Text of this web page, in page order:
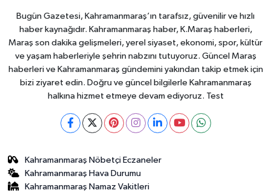
Bugün Gazetesi, Kahramanmaraş’ın tarafsız, güvenilir ve hızlı
haber kaynağıdır. Kahramanmaraş haber, K.Maraş haberleri,
Maraş son dakika gelişmeleri, yerel siyaset, ekonomi, spor, kültür
ve yaşam haberleriyle şehrin nabzını tutuyoruz. Güncel Maraş
haberleri ve Kahramanmaraş gündemini yakından takip etmek için
bizi ziyaret edin. Doğru ve güncel bilgilerle Kahramanmaraş
halkına hizmet etmeye devam ediyoruz. Test
Kahramanmaraş Nöbetçi Eczaneler
Kahramanmaraş Hava Durumu
Kahramanmaraş Namaz Vakitleri